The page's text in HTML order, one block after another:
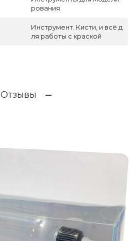
рования
Инструмент. Кисти, и всё д
ля работы с краской
Отзывы